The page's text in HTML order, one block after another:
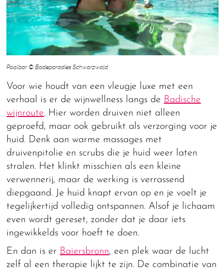
Poolbar © Badeparadies Schwarzwald
Voor wie houdt van een vleugje luxe met een
verhaal is er de wijnwellness langs de Badische
wijnroute. Hier worden druiven niet alleen
geproefd, maar ook gebruikt als verzorging voor je
huid. Denk aan warme massages met
druivenpitolie en scrubs die je huid weer laten
stralen. Het klinkt misschien als een kleine
verwennerij, maar de werking is verrassend
diepgaand. Je huid knapt ervan op en je voelt je
tegelijkertijd volledig ontspannen. Alsof je lichaam
even wordt gereset, zonder dat je daar iets
ingewikkelds voor hoeft te doen.
En dan is er Baiersbronn, een plek waar de lucht
zelf al een therapie lijkt te zijn. De combinatie van